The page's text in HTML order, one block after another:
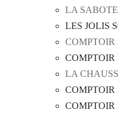
LA
LES JOLIS
COMPTOIR
LA
COMPTOIR
COMPTOIR